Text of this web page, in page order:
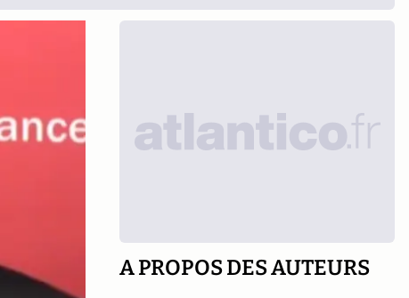
A PROPOS DES AUTEURS